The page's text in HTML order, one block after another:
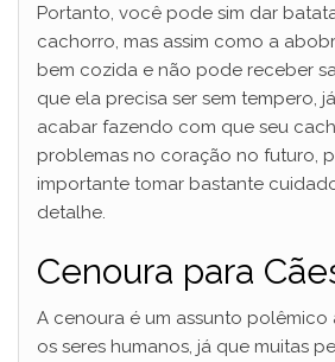
Portanto, você pode sim dar
cachorro, mas assim como a
bem cozida e não pode receber
que ela precisa ser sem tempero,
acabar fazendo com que seu
problemas no coração no futuro,
importante tomar bastante
detalhe.
Cenoura para
A cenoura é um assunto polêmico
os seres humanos, já que muitas